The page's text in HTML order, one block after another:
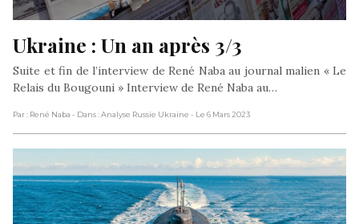
Ukraine : Un an après 3/3
Suite et fin de l’interview de René Naba au journal malien « Le
Relais du Bougouni » Interview de René Naba au…
Par : René Naba - Dans : Analyse Russie Ukraine - Le 6 Mars 2023